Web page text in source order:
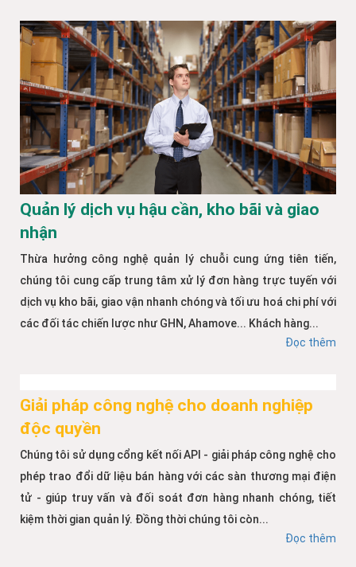
Quản lý dịch vụ hậu cần, kho bãi và giao
nhận
Thừa hưởng công nghệ quản lý chuỗi cung ứng tiên tiến,
chúng tôi cung cấp trung tâm xử lý đơn hàng trực tuyến với
dịch vụ kho bãi, giao vận nhanh chóng và tối ưu hoá chi phí với
các đối tác chiến lược như GHN, Ahamove... Khách hàng...
Đọc thêm
Giải pháp công nghệ cho doanh nghiệp
độc quyền
Chúng tôi sử dụng cổng kết nối API - giải pháp công nghệ cho
phép trao đổi dữ liệu bán hàng với các sàn thương mại điện
tử - giúp truy vấn và đối soát đơn hàng nhanh chóng, tiết
kiệm thời gian quản lý. Đồng thời chúng tôi còn...
Đọc thêm